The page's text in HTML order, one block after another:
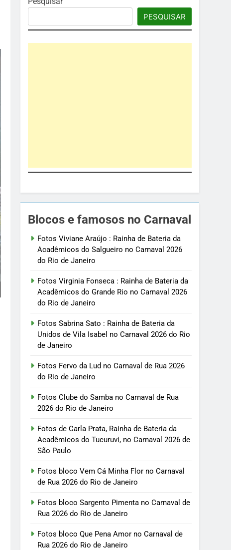
PESQUISAR
Blocos e famosos no Carnaval
Fotos Viviane Araújo : Rainha de Bateria da
Acadêmicos do Salgueiro no Carnaval 2026
do Rio de Janeiro
Fotos Virginia Fonseca : Rainha de Bateria da
Acadêmicos do Grande Rio no Carnaval 2026
do Rio de Janeiro
Fotos Sabrina Sato : Rainha de Bateria da
Unidos de Vila Isabel no Carnaval 2026 do Rio
de Janeiro
Fotos Fervo da Lud no Carnaval de Rua 2026
do Rio de Janeiro
Fotos Clube do Samba no Carnaval de Rua
2026 do Rio de Janeiro
Fotos de Carla Prata, Rainha de Bateria da
Acadêmicos do Tucuruvi, no Carnaval 2026 de
São Paulo
Fotos bloco Vem Cá Minha Flor no Carnaval
de Rua 2026 do Rio de Janeiro
Fotos bloco Sargento Pimenta no Carnaval de
Rua 2026 do Rio de Janeiro
Fotos bloco Que Pena Amor no Carnaval de
Rua 2026 do Rio de Janeiro